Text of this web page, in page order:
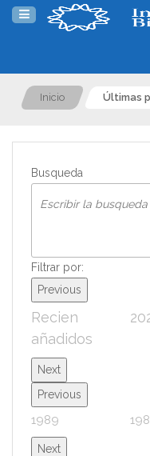
Inicio Últimas
Busqueda
Filtrar por:
Previous
Recien
añadidos
Next
Previous
1989
Next